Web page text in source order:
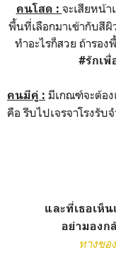
คนโสด : จะเสียหน้
พื้นที่เลือกมาเข้ากับสีผิ
ทำอะไรก็สวย ถ้ารอ
#รักเ
คนมีคู่ : มีเกณฑ์จะต้อ
คือ รีบไปเจรจาโรงรั
และที่เธอเห็
อย่ามองก
ทางขอ